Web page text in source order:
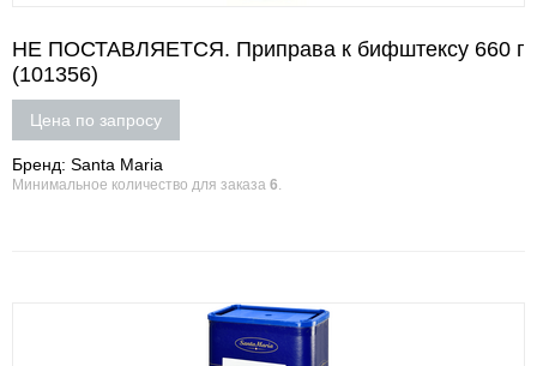
НЕ ПОСТАВЛЯЕТСЯ. Приправа к бифштексу 660 г
(101356)
Цена по запросу
Бренд: Santa Maria
Минимальное количество для заказа 6.